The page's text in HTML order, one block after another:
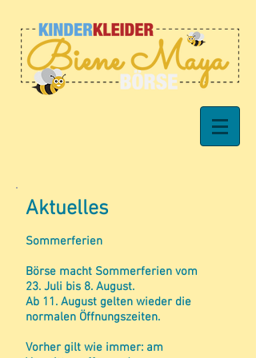
Aktuelles
Sommerferien
Börse macht Sommerferien vom
23. Juli bis 8. August.
Ab 11. August gelten wieder die
normalen Öffnungszeiten.
Vorher gilt wie immer: am